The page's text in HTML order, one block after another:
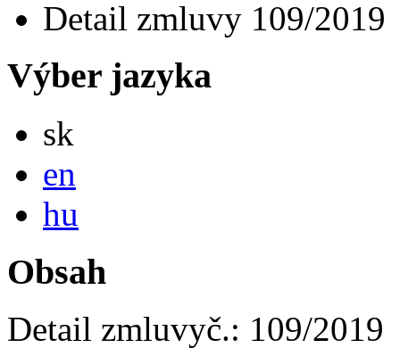
Detail zmluvy 109/2019
Výber jazyka
sk
en
hu
Obsah
Detail zmluvyč.: 109/2019